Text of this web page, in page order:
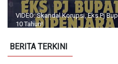
VIDEO: Skandal Korupsi, Eks Pj
10 Tahun!
BERITA TERKINI